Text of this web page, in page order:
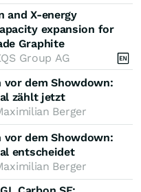
and X-energy
expansion for
Graphite
Group AG
vor dem Showdown:
zählt jetzt
Berger
vor dem Showdown:
entscheidet
Berger